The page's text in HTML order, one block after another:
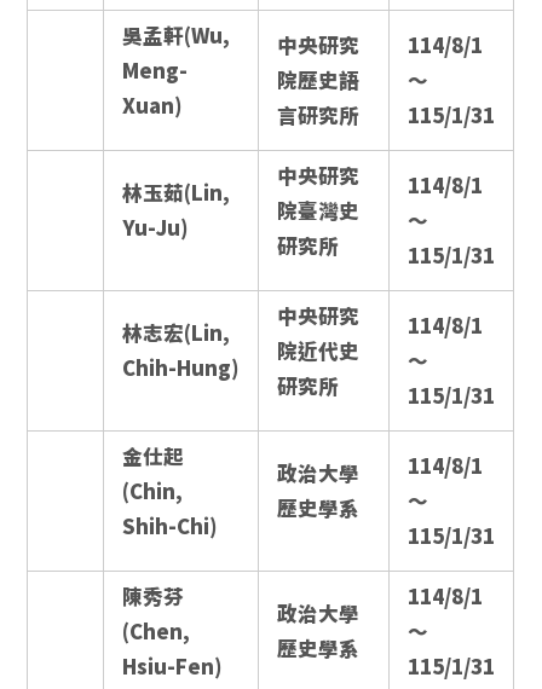
吳孟軒(Wu,
Meng-
Xuan)
中央研究
院歷史語
言研究所
114/8/1
～
115/1/31
林玉茹(Lin,
Yu-Ju)
中央研究
院臺灣史
研究所
114/8/1
～
115/1/31
林志宏(Lin,
Chih-Hung)
中央研究
院近代史
研究所
114/8/1
～
115/1/31
金仕起
(Chin,
Shih-Chi)
政治大學
歷史學系
114/8/1
～
115/1/31
陳秀芬
(Chen,
Hsiu-Fen)
政治大學
歷史學系
114/8/1
～
115/1/31